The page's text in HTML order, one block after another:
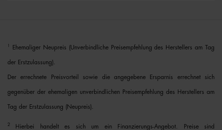
Ehemaliger Neupreis (Unverbindliche Preisempfehlung des Herstellers am Tag
der Erstzulassung).
Der errechnete Preisvorteil sowie die angegebene Ersparnis errechnet sich
gegenüber der ehemaligen unverbindlichen Preisempfehlung des Herstellers am
Tag der Erstzulassung (Neupreis).
2 Hierbei handelt es sich um ein Finanzierungs-Angebot. Preise sind